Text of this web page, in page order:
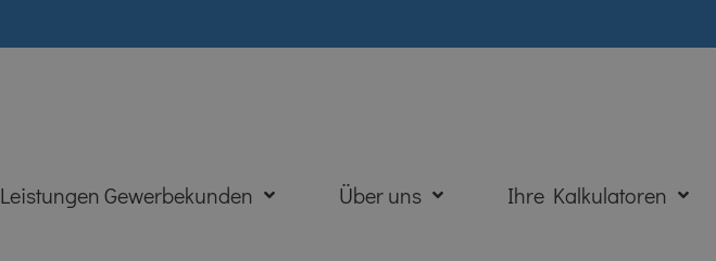
Leistungen Gewerbekunden Über uns Ihre Kalkulatoren